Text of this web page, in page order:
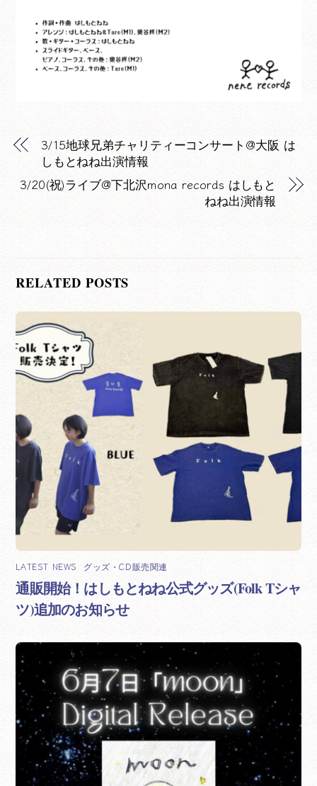
3/15地球兄弟チャリティーコンサート@大阪 は
しもとねね出演情報
3/20(祝)ライブ@下北沢mona records はしもと
ねね出演情報
RELATED POSTS
LATEST NEWS グッズ・CD販売関連
通販開始！はしもとねね公式グッズ(Folk Tシャ
ツ)追加のお知らせ